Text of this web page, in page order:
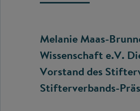
Melanie Maas-
Wissenschaft e.V.
Vorstand des
Stifterverbands-